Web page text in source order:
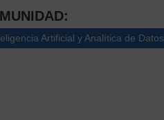
Artificial y Analítica de Datos